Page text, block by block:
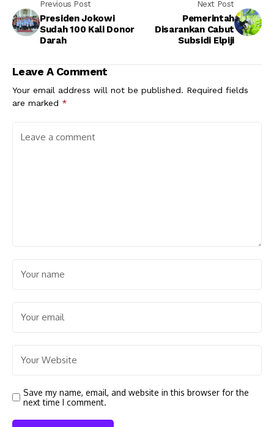
Previous Post
Presiden Jokowi
Sudah 100 Kali Donor
Darah
Next Post
Pemerintah
Disarankan Cabut
Subsidi Elpiji
Leave A Comment
Your email address will not be published. Required fields
are marked *
Save my name, email, and website in this browser for the
next time I comment.